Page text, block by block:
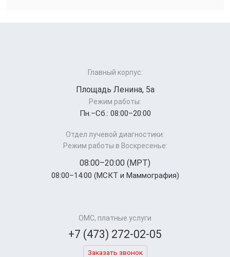
Главный корпус:
Площадь Ленина, 5а
Режим работы:
Пн.–Cб.: 08:00–20:00
Отдел лучевой диагностики:
Режим работы в Воскресенье:
08:00–20:00 (МРТ)
08:00–14:00 (МСКТ и Маммография)
ОМС, платные услуги
+7 (473) 272-02-05
Заказать звонок